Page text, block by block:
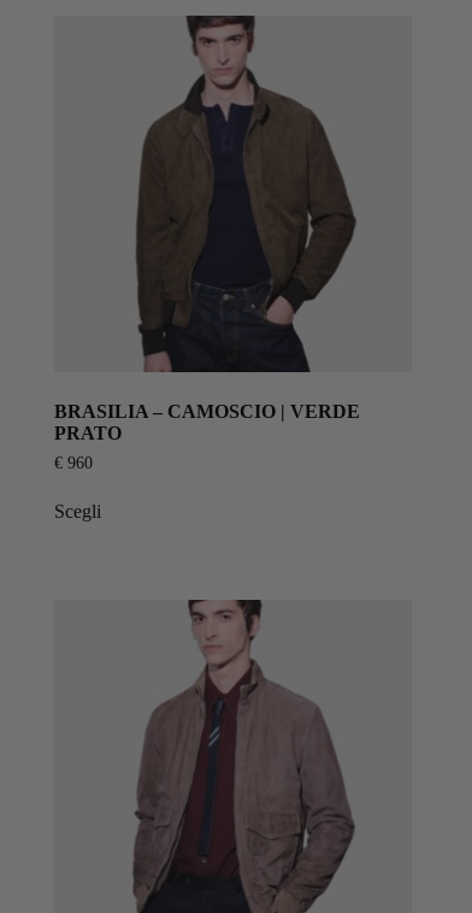
BRASILIA – CAMOSCIO | VERDE
PRATO
€ 960
Scegli